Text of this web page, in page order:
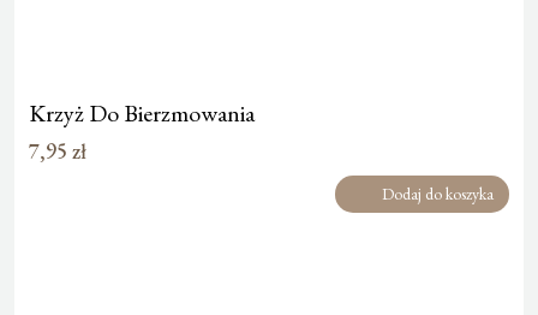
Krzyż Do Bierzmowania
7,95 zł
Dodaj do koszyka